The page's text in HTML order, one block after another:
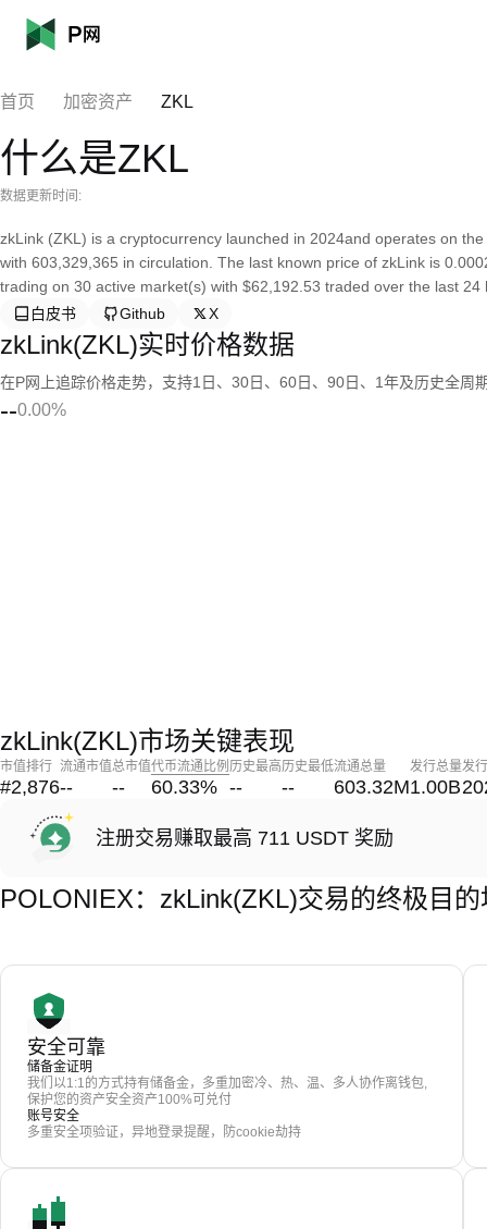
首页 加密资产 ZKL
什么是ZKL
数据更新时间:
zkLink (ZKL) is a cryptocurrency launched in 2024and operates on
with 603,329,365 in circulation. The last known price of zkLink is
trading on 30 active market(s) with $62,192.53 traded over the last
白皮书
Github X
zkLink(ZKL)实时价格数据
在P网上追踪价格走势，支持1日、30日、60日、90日、1年及历史全周
--0.00%
zkLink(ZKL)市场关键表现
市值排行
#2,876
流通市值
--
总市值
--
代币流通比例
60.33%
历史最高
--
历史最低
--
流通总量
603.32M
发行总量
1.00B
发
注册交易赚取最高 711 USDT 奖励
POLONIEX：zkLink(ZKL)交易的终极目的
安全可靠
储备金证明
我们以1:1的方式持有储备金，多重加密冷、热、温、多人协作离钱包,
保护您的资产安全资产100%可兑付
账号安全
多重安全项验证，异地登录提醒，防cookie劫持